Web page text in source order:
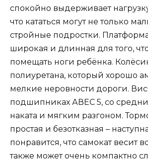
спокойно выдерживает
что кататься могут не только
стройные подростки.
широкая и длинная для того,
помещать ноги ребёнка.
полиуретана, который хорошо
мелкие неровности дороги.
подшипниках АВЕС 5, со
наката и мягким разгоном.
простая и безотказная –
понравится, что самокат весит
также может очень компактно